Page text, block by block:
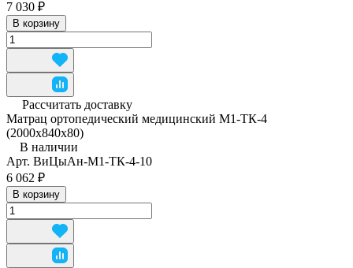
7 030 ₽
В корзину
Рассчитать доставку
Матрац ортопедический медицинский М1-ТК-4
(2000x840x80)
В наличии
Арт. ВиЦыАн-М1-ТК-4-10
6 062 ₽
В корзину